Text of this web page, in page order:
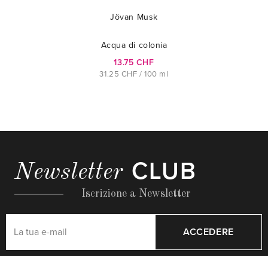
Jövan Musk
Acqua di colonia
13.75 CHF
31.25 CHF / 100 ml
Newsletter CLUB
Iscrizione a Newsletter
ACCEDERE